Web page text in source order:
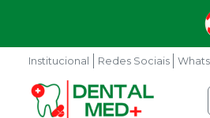
Institucional Redes Sociais